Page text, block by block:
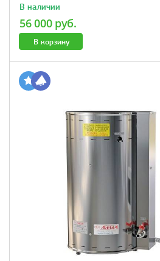
В наличии
56 000 руб.
В корзину